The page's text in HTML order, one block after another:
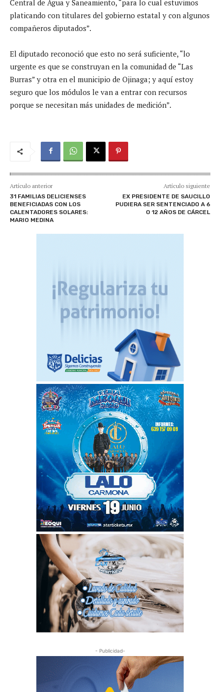
Central de Agua y Saneamiento, “para lo cual estuvimos
platicando con titulares del gobierno estatal y con algunos
compañeros diputados”.
El diputado reconoció que esto no será suficiente, “lo
urgente es que se construyan en la comunidad de “Las
Burras” y otra en el municipio de Ojinaga; y aquí estoy
seguro que los módulos le van a entrar con recursos
porque se necesitan más unidades de medición”.
Artículo anterior
31 FAMILIAS DELICIENSES
BENEFICIADAS CON LOS
CALENTADORES SOLARES:
MARIO MEDINA
Artículo siguiente
EX PRESIDENTE DE SAUCILLO
PUDIERA SER SENTENCIADO A 6
O 12 AÑOS DE CÁRCEL
- Publicidad-